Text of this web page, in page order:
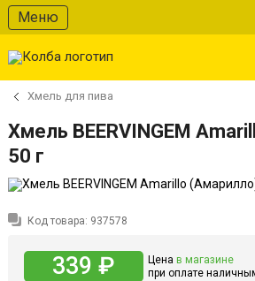
Меню
Хмель для пива
Хмель BEERVINGEM
50 г
Код товара: 937578
339 ₽ Цена в магазине
при оплате